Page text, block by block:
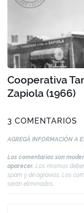
Cooperativa
Zapiola (1966)
3 COMENTARIOS
AGREGÁ INFORMACIÓN A
Los comentarios son
aparecer. Los mismos
spam y de agravios. Los
serán eliminados.